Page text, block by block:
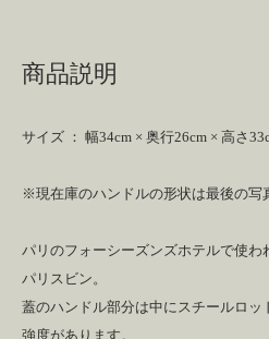
商品説明
サイズ ： 幅34cm × 奥行26cm × 高さ
※現在庫のハンドルの形状は最後の写
パリのフォーシーズンズホテルで使
パリスビン。
蓋のハンドル部分は中にスチールロッ
強度があります。